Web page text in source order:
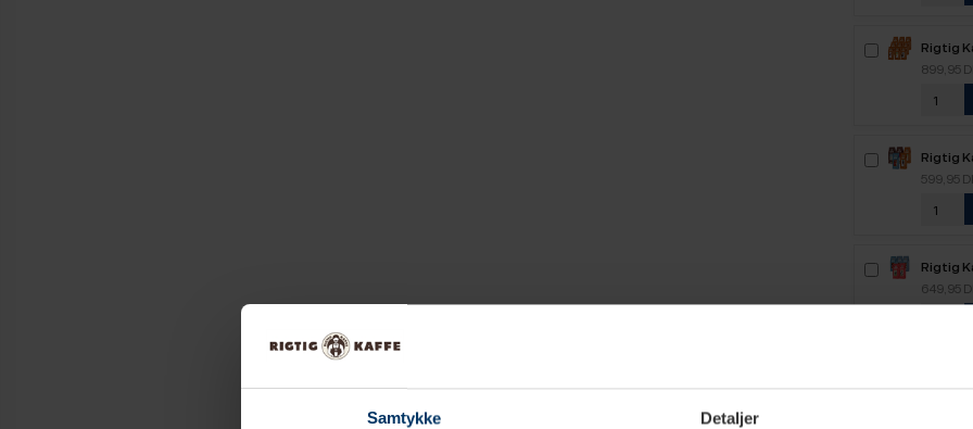
Samtykke Detaljer
Rigtig
Kaffe -
899,95
Rigtig
2,1kg
599,95
Rigtig
2,5kg
649,95